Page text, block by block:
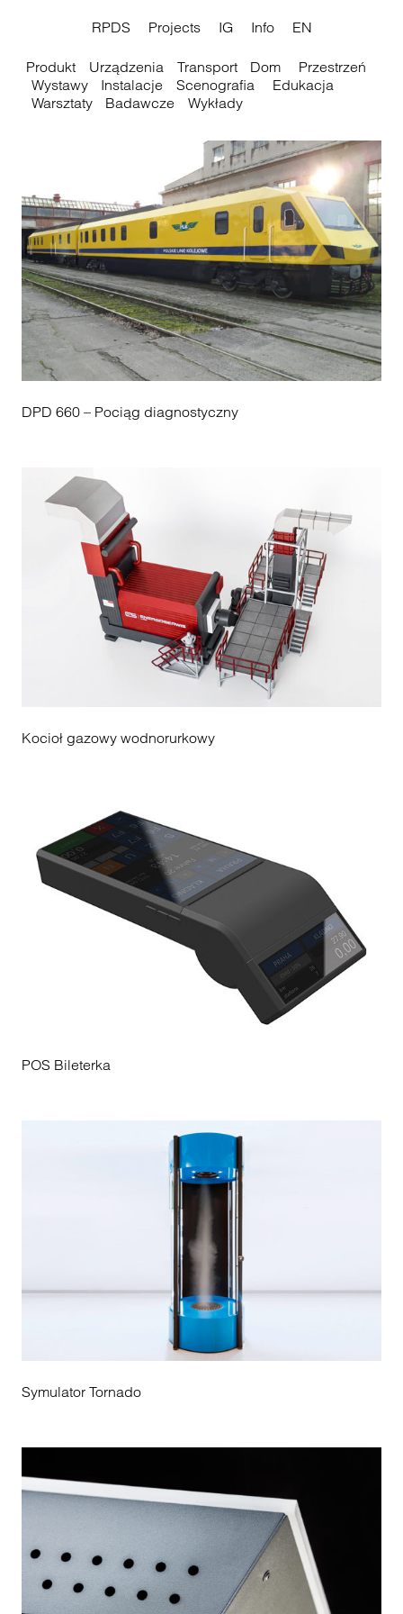
RPDS Projects IG Info EN
Produkt Urządzenia Transport Dom
Przestrzeń
Wystawy
Instalacje Scenografia
Edukacja
Warsztaty
Badawcze Wykłady
DPD 660 – Pociąg diagnostyczny
Kocioł gazowy wodnorurkowy
POS Bileterka
Symulator Tornado